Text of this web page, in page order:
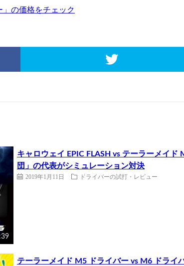
の価格をチェック
キャロウェイ EPIC FLASH vs テーラーメイ
団」の代表がシミュレーション対決
2019年1月11日 ドライバーの試打・レビュー
テーラーメイド M5 ドライバー vs M6 ドライ